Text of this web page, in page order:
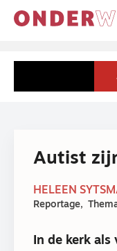
Autist
HELEEN
Reportage
In de kerk